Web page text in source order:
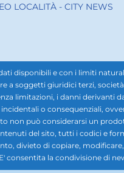
LOCALITÀ - CITY NEWS
disponibili e con i limiti
a soggetti giuridici terzi,
limitazioni, i danni derivanti
o consequenziali,
non può considerarsi un
del sito, tutti i codici e
divieto di copiare,
consentita la condivisione di